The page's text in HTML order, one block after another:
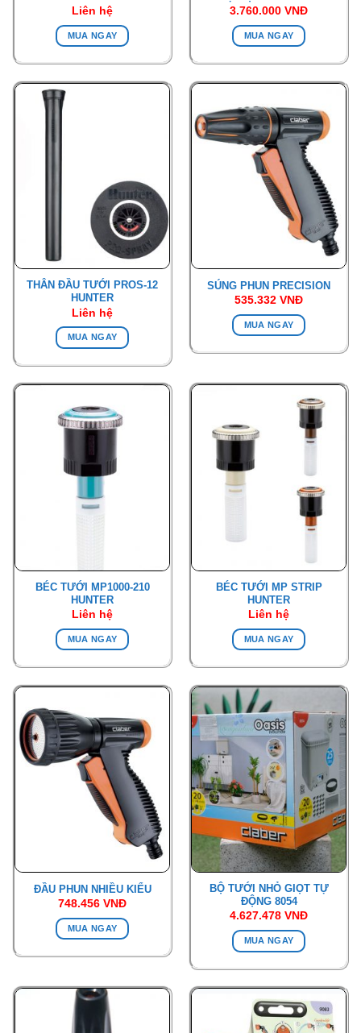
Liên hệ
MUA NGAY
3.760.000 VNĐ
MUA NGAY
THÂN ĐẦU TƯỚI PROS-12
HUNTER
Liên hệ
MUA NGAY
SÚNG PHUN PRECISION
535.332 VNĐ
MUA NGAY
BÉC TƯỚI MP1000-210
HUNTER
Liên hệ
MUA NGAY
BÉC TƯỚI MP STRIP
HUNTER
Liên hệ
MUA NGAY
ĐẦU PHUN NHIỀU KIỂU
748.456 VNĐ
MUA NGAY
BỘ TƯỚI NHỎ GIỌT TỰ
ĐỘNG 8054
4.627.478 VNĐ
MUA NGAY